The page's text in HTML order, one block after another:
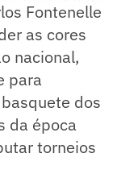
Fontenelle
as cores
nacional,
para
dos
da época
torneios